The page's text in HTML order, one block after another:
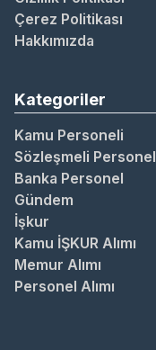
Çerez Politikası
Hakkımızda
Kategoriler
Kamu Personeli
Sözleşmeli Personel
Banka Personel
Gündem
İşkur
Kamu İŞKUR Alımı
Memur Alımı
Personel Alımı